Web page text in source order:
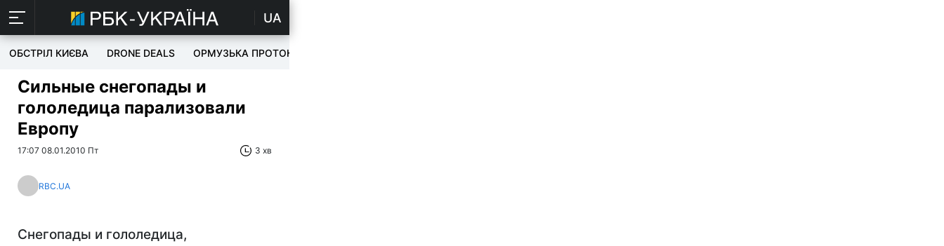
UA
ОБСТРІЛ КИЄВА DRONE DEALS ОРМУЗЬКА ПРОТОКА
Сильные снегопады и
гололедица парализовали
Европу
17:07 08.01.2010 Пт 3 хв
RBC.UA
Снегопады и гололедица,